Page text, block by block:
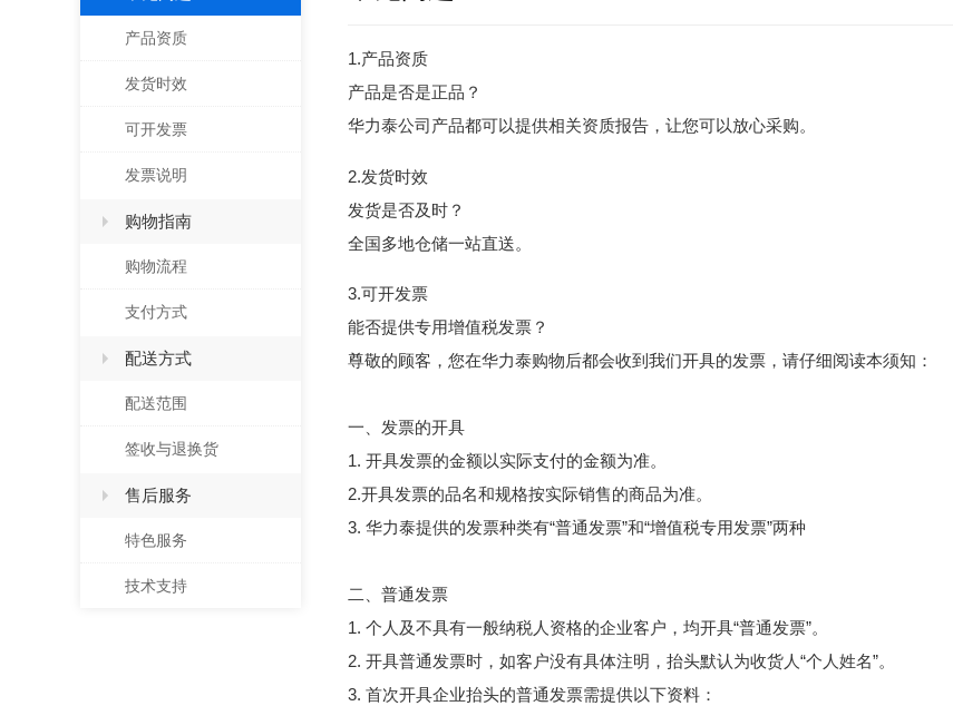
产品资质
发货时效
可开发票
发票说明
购物指南
购物流程
支付方式
配送方式
配送范围
签收与退换货
售后服务
特色服务
技术支持
1.产品资质
产品是否是正品？
华力泰公司产品都可以提供相关资质报告，让您可以放心采购。
2.发货时效
发货是否及时？
全国多地仓储一站直送。
3.可开发票
能否提供专用增值税发票？
尊敬的顾客，您在华力泰购物后都会收到我们开具的发票，请仔细阅读本须知：
一、发票的开具
1. 开具发票的金额以实际支付的金额为准。
2.开具发票的品名和规格按实际销售的商品为准。
3. 华力泰提供的发票种类有“普通发票”和“增值税专用发票”两种
二、普通发票
1. 个人及不具有一般纳税人资格的企业客户，均开具“普通发票”。
2. 开具普通发票时，如客户没有具体注明，抬头默认为收货人“个人姓名”。
3. 首次开具企业抬头的普通发票需提供以下资料：